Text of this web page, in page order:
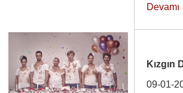
Devamı
Kızgın
09-01-